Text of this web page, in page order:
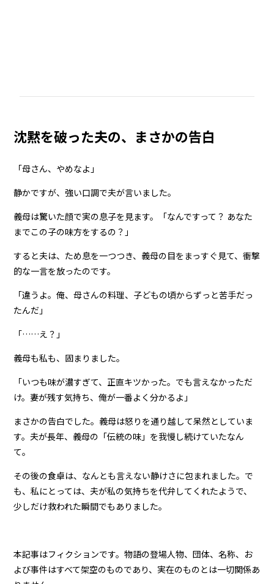
沈黙を破った夫の、まさかの告白
「母さん、やめなよ」
静かですが、強い口調で夫が言いました。
義母は驚いた顔で実の息子を見ます。「なんですって？ あなた
までこの子の味方をするの？」
すると夫は、ため息を一つつき、義母の目をまっすぐ見て、衝撃
的な一言を放ったのです。
「違うよ。俺、母さんの料理、子どもの頃からずっと苦手だっ
たんだ」
「……え？」
義母も私も、固まりました。
「いつも味が濃すぎて、正直キツかった。でも言えなかっただ
け。妻が残す気持ち、俺が一番よく分かるよ」
まさかの告白でした。義母は怒りを通り越して呆然としていま
す。夫が長年、義母の「伝統の味」を我慢し続けていたなん
て。
その後の食卓は、なんとも言えない静けさに包まれました。で
も、私にとっては、夫が私の気持ちを代弁してくれたようで、
少しだけ救われた瞬間でもありました。
本記事はフィクションです。物語の登場人物、団体、名称、お
よび事件はすべて架空のものであり、実在のものとは一切関係あ